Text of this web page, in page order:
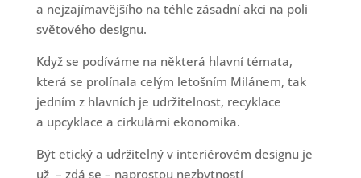
a nejzajímavějšího na téhle zásadní akci na poli
světového designu.
Když se podíváme na některá hlavní témata,
která se prolínala celým letošním Milánem, tak
jedním z hlavních je udržitelnost, recyklace
a upcyklace a cirkulární ekonomika.
Být etický a udržitelný v interiérovém designu je
už – zdá se – naprostou nezbytností